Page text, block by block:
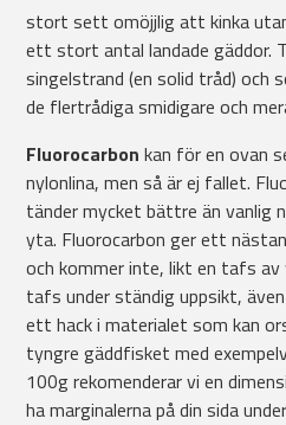
stort sett omöjjlig att kinka
ett stort antal landade gäddor.
singelstrand (en solid tråd) och
de flertrådiga smidigare och
Fluorocarbon kan för en ovan
nylonlina, men så är ej fallet.
tänder mycket bättre än vanlig
yta. Fluorocarbon ger ett
och kommer inte, likt en tafs av
tafs under ständig uppsikt,
ett hack i materialet som kan
tyngre gäddfisket med
100g rekomenderar vi en
ha marginalerna på din sida